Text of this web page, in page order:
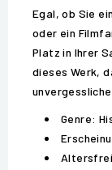
Egal, ob Sie
oder ein
Platz in Ihrer
dieses Werk,
Genre: